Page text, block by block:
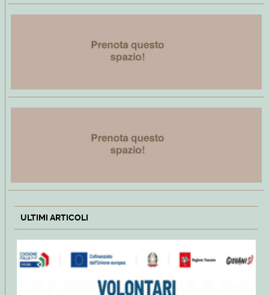
ULTIMI ARTICOLI